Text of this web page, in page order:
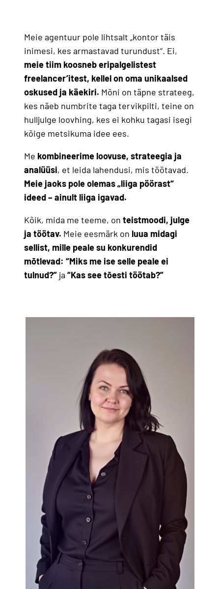
Meie agentuur pole lihtsalt „kontor täis
inimesi, kes armastavad turundust“. Ei,
meie tiim koosneb eripalgelistest
freelancer’itest, kellel on oma unikaalsed
oskused ja käekiri. Mõni on täpne strateeg,
kes näeb numbrite taga tervikpilti, teine on
hulljulge loovhing, kes ei kohku tagasi isegi
kõige metsikuma idee ees.
Me kombineerime loovuse, strateegia ja
analüüsi, et leida lahendusi, mis töötavad.
Meie jaoks pole olemas „liiga pöörast“
ideed – ainult liiga igavad.
Kõik, mida me teeme, onteistmoodi, julge
ja töötav. Meie eesmärk on luua midagi
sellist, mille peale su konkurendid
mõtlevad: “Miks me ise selle peale ei
tulnud?” ja “Kas see tõesti töötab?”